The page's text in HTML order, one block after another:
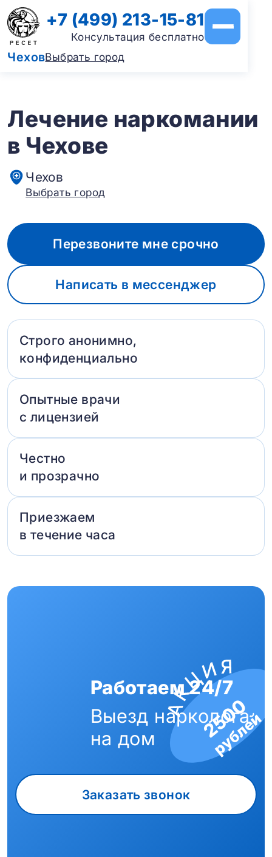
ЧеховВыбрать город
+7 (499) 213-15-81
Консультация бесплатно
Лечение наркомании
в Чехове
Чехов
Выбрать город
Перезвоните мне срочно
Написать в мессенджер
Строго анонимно,
конфиденциально
Опытные врачи
с лицензией
Честно
и прозрачно
Приезжаем
в течение часа
2500
рублей
Работаем 24/7
Выезд нарколога
на дом
Заказать звонок